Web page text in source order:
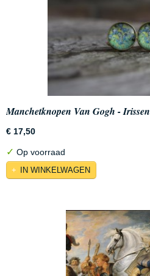
Manchetknopen Van Gogh - Irissen
€ 17,50
✓ Op voorraad
IN WINKELWAGEN